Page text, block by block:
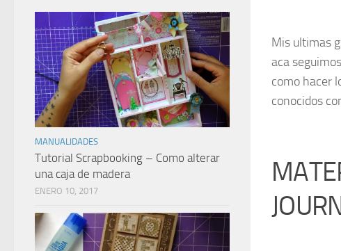
Mis ultimas
aca
como hacer
conocidos
MANUALIDADES
Tutorial Scrapbooking – Como alterar
una caja de madera
ENERO 10, 2017